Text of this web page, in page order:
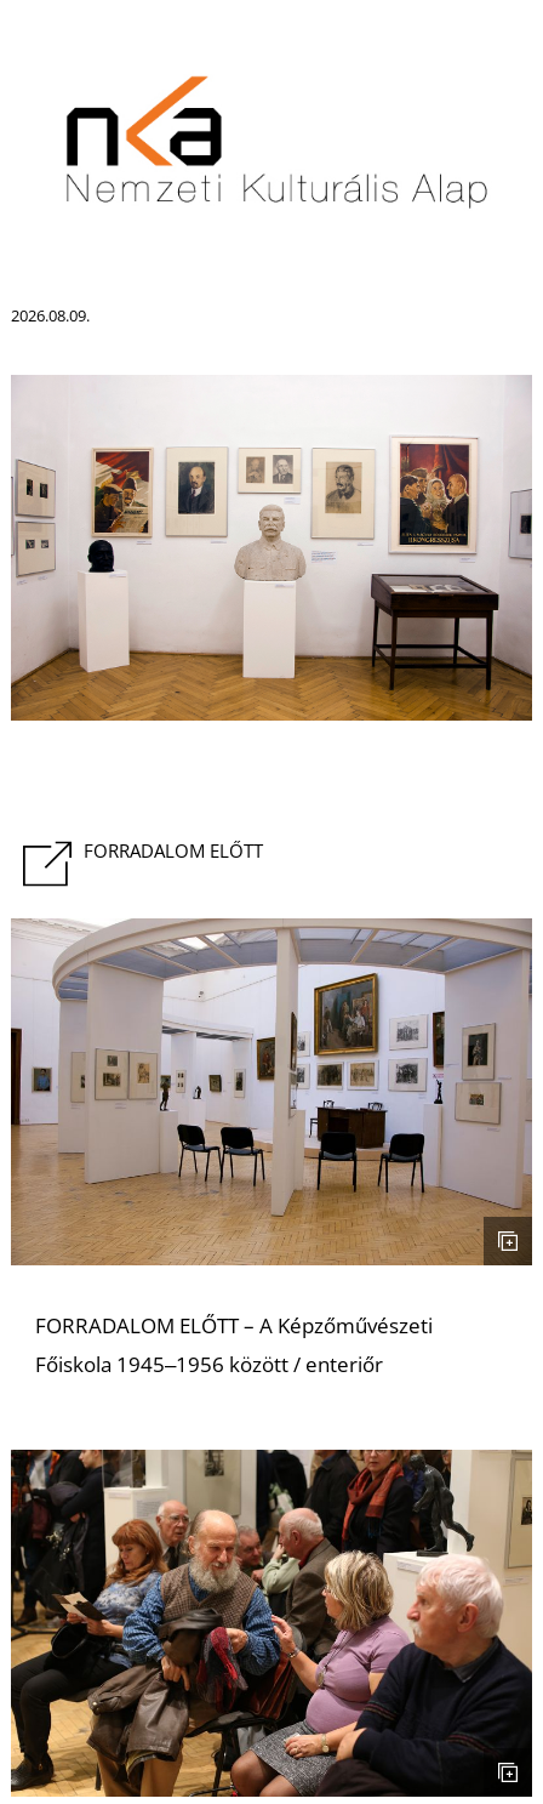
FORRADALOM ELŐTT
FORRADALOM ELŐTT – A Képzőművészeti
Főiskola 1945‒1956 között / enteriőr
2026.08.09.